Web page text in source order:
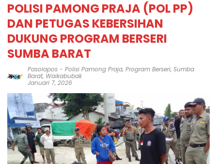
POLISI PAMONG PRAJA (POL PP)
DAN PETUGAS KEBERSIHAN
DUKUNG PROGRAM BERSERI
SUMBA BARAT
Pasolapos - Polisi Pamong Praja, Program Berseri, Sumba
Barat, Waikabubak
Januari 7, 2026